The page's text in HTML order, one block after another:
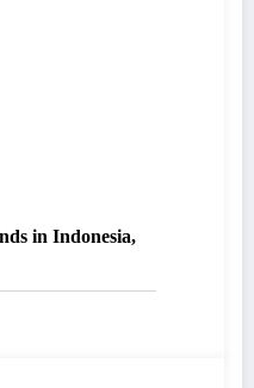
in Indonesia,